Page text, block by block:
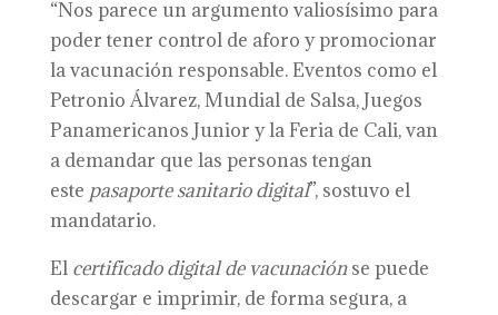
“Nos parece un argumento valiosísimo para
poder tener control de aforo y promocionar
la vacunación responsable. Eventos como el
Petronio Álvarez, Mundial de Salsa, Juegos
Panamericanos Junior y la Feria de Cali, van
a demandar que las personas tengan
este pasaporte sanitario digital”, sostuvo el
mandatario.
El certificado digital de vacunaciónse puede
descargar e imprimir, de forma segura, a